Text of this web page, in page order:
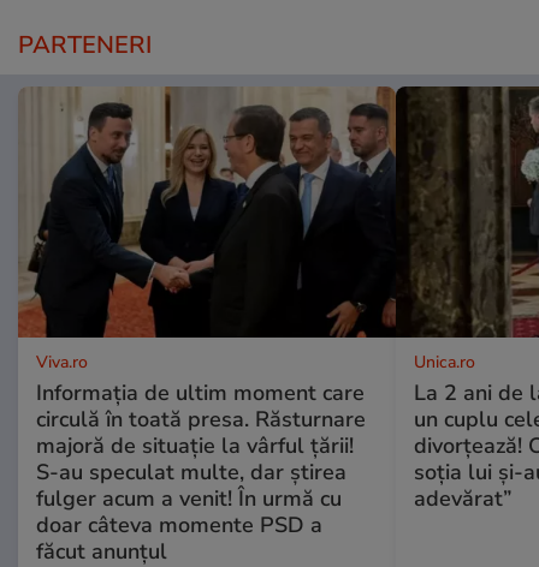
PARTENERI
Viva.ro
Informația de ultim moment care
circulă în toată presa. Răsturnare
majoră de situație la vârful țării!
S-au speculat multe, dar știrea
fulger acum a venit! În urmă cu
doar câteva momente PSD a
făcut anunțul
Unica.ro
La 2 ani de
un cuplu
divorțează!
soția lui și-
adevărat”